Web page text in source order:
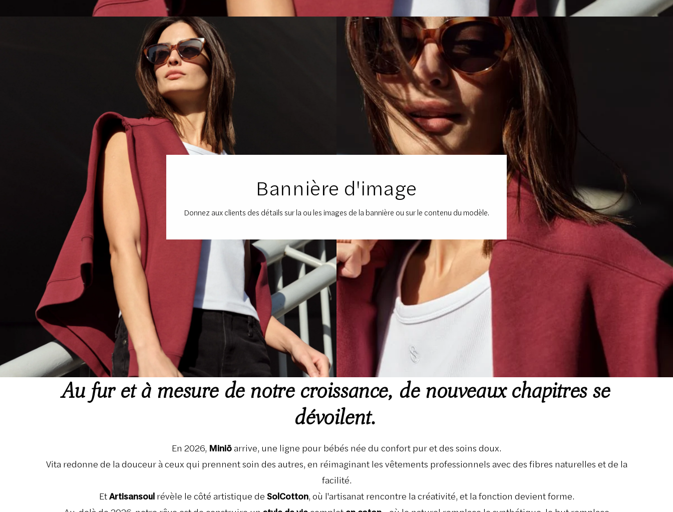
Bannière d'image
Donnez aux clients des détails sur la ou les images de la bannière ou sur le contenu du modèle.
Au fur et à mesure de notre croissance, de nouveaux chapitres se
dévoilent.
En 2026, Miniōarrive, une ligne pour bébés née du confort pur et des soins doux.
Vita redonne de la douceur à ceux qui prennent soin des autres, en réimaginant les vêtements professionnels avec des fibres naturelles et de la
facilité.
EtArtisansoul révèle le côté artistique de SolCotton, où l'artisanat rencontre la créativité, et la fonction devient forme.